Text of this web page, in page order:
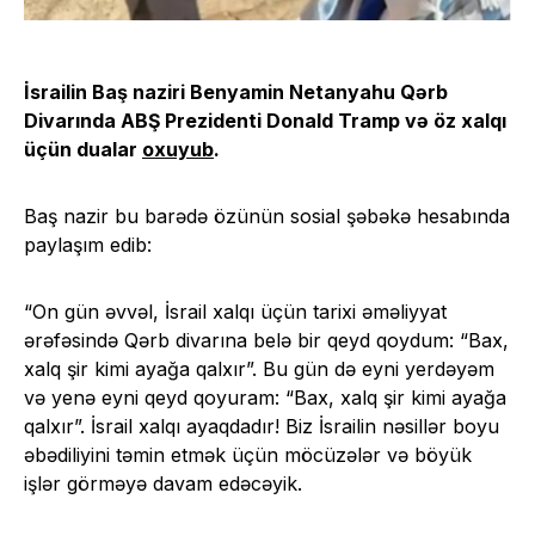
İsrailin Baş naziri Benyamin Netanyahu Qərb
Divarında ABŞ Prezidenti Donald Tramp və öz xalqı
üçün dualar oxuyub.
Baş nazir bu barədə özünün sosial şəbəkə hesabında
paylaşım edib:
“On gün əvvəl, İsrail xalqı üçün tarixi əməliyyat
ərəfəsində Qərb divarına belə bir qeyd qoydum: “Bax,
xalq şir kimi ayağa qalxır”. Bu gün də eyni yerdəyəm
və yenə eyni qeyd qoyuram: “Bax, xalq şir kimi ayağa
qalxır”. İsrail xalqı ayaqdadır! Biz İsrailin nəsillər boyu
əbədiliyini təmin etmək üçün möcüzələr və böyük
işlər görməyə davam edəcəyik.